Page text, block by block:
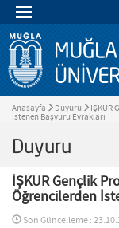
Anasayfa Duyuru İŞKUR
İstenen Başvuru Evrakları
Duyuru
İŞKUR Gençlik
Öğrencilerden
Son Güncelleme :